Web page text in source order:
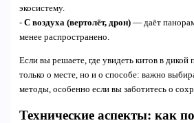
экосистему.
- С воздуха (вертолёт, дрон)— даёт
менее распространено.
Если вы решаете, где увидеть китов в дикой
только о месте, но и о способе: важно
методы, особенно если вы заботитесь о
Технические аспекты: как